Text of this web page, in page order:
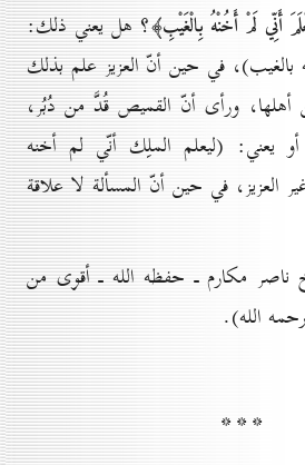
أَنِّي لَمْ أَخُنْهُ بِالْغَيْبِ﴾؟ هل يعني ذلك:
بالغيب)، في حين أنّ العزيز علم بذلك
ورأى أنّ القميص قُدَّ من دُبُر،
أو يعني: (ليعلم الملِك أنّي لم أخنه
العزيز، في حين أنّ المسألة لا علاقة
مكارم ـ حفظه الله ـ أقوى من
الله).
* * *